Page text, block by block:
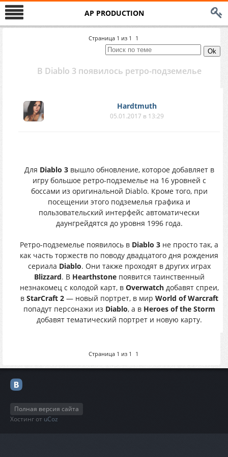
AP PRODUCTION
Страница 1 из 1 1
В Diablo 3 появилось ретро-подземелье
Hardtmuth
05.01.2017 в 13:29
Для Diablo 3вышло обновление, которое добавляет в
игру большое ретро-подземелье на 16 уровней с
боссами из оригинальной Diablo. Кроме того, при
посещении этого подземелья графика и
пользовательский интерфейс автоматически
даунгрейдятся до уровня 1996 года.
Ретро-подземелье появилось в Diablo 3 не просто так, а
как часть торжеств по поводу двадцатого дня рождения
сериала Diablo. Они также проходят в других играх
Blizzard. В Hearthstoneпоявится таинственный
незнакомец с колодой карт, в Overwatchдобавят спреи,
в StarCraft 2— новый портрет, в мир World of Warcraft
попадут персонажи из Diablo, а в Heroes of the Storm
добавят тематический портрет и новую карту.
Страница 1 из 1 1
Полная версия сайта
Хостинг от uCoz